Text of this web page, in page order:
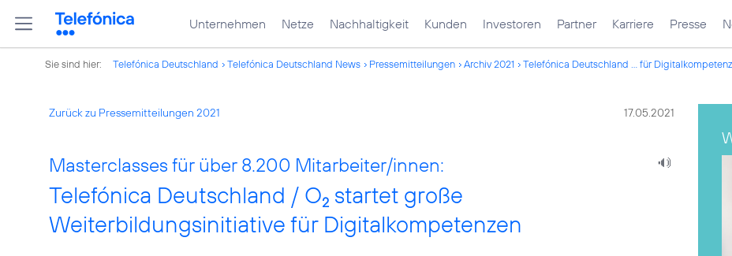
Unternehmen Netze Nachhaltigkeit Kunden Investoren Partner Karriere Presse
Sie sind hier: Telefónica Deutschland Telefónica Deutschland News Pressemitteilungen Archiv 2021 Telefónica Deutschland ... für
Zurück zu Pressemitteilungen 2021 17.05.2021
Masterclasses für über 8.200 Mitarbeiter/innen:
Telefónica Deutschland / O2 startet große
Weiterbildungsinitiative für Digitalkompetenzen